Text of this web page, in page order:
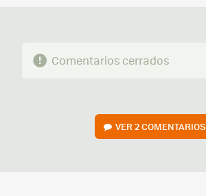
Comentarios cerrados
VER2 COMENTARIOS